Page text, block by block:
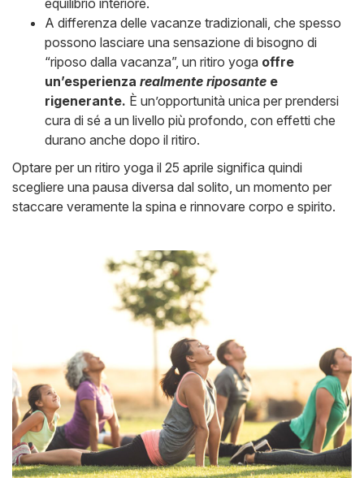
A differenza delle vacanze tradizionali, che spesso
possono lasciare una sensazione di bisogno di
“riposo dalla vacanza”, un ritiro yoga offre
un’esperienza realmente riposante e
rigenerante. È un’opportunità unica per prendersi
cura di sé a un livello più profondo, con effetti che
durano anche dopo il ritiro.
Optare per un ritiro yoga il 25 aprile significa quindi
scegliere una pausa diversa dal solito, un momento per
staccare veramente la spina e rinnovare corpo e spirito.